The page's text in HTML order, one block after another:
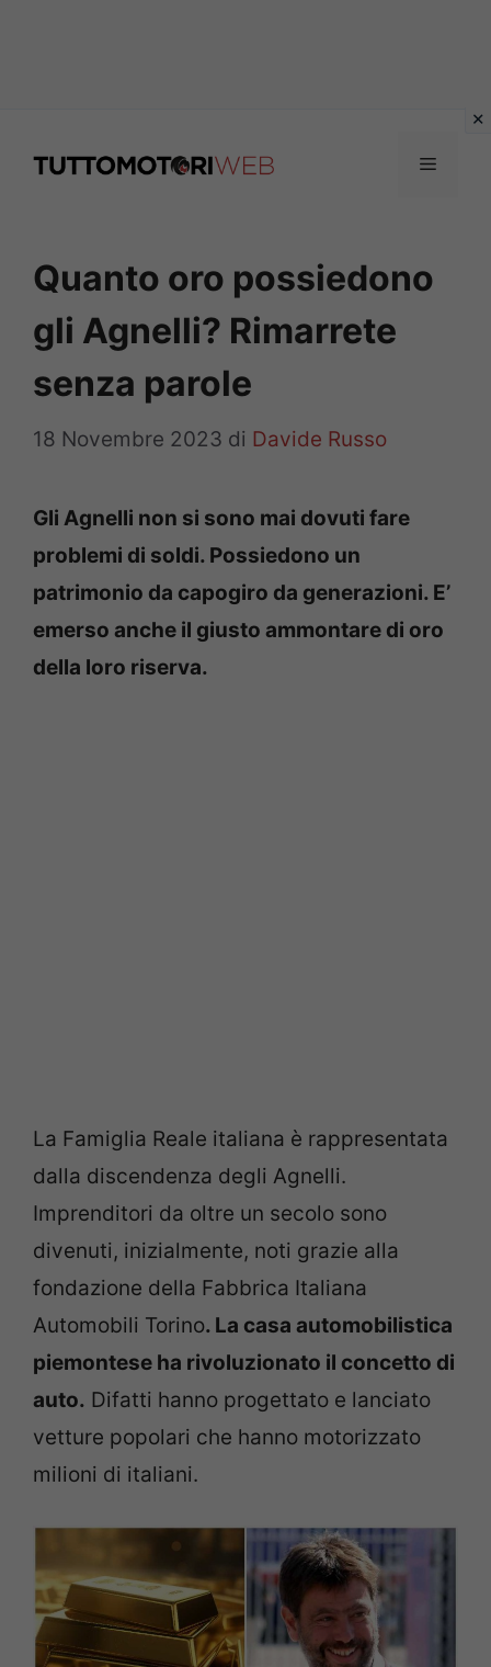
Menu
Quanto oro possiedono
gli Agnelli? Rimarrete
senza parole
18 Novembre 2023 di Davide Russo
Gli Agnelli non si sono mai dovuti fare
problemi di soldi. Possiedono un
patrimonio da capogiro da generazioni. E’
emerso anche il giusto ammontare di oro
della loro riserva.
La Famiglia Reale italiana è rappresentata
dalla discendenza degli Agnelli.
Imprenditori da oltre un secolo sono
divenuti, inizialmente, noti grazie alla
fondazione della Fabbrica Italiana
Automobili Torino. La casa automobilistica
piemontese ha rivoluzionato il concetto di
auto. Difatti hanno progettato e lanciato
vetture popolari che hanno motorizzato
milioni di italiani.